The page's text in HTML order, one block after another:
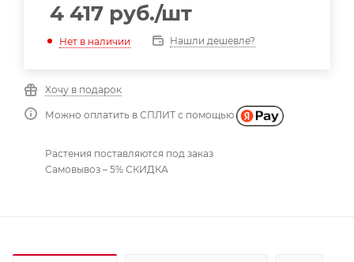
4 417 руб./шт
Нет в наличии Нашли дешевле?
Хочу в подарок
Можно оплатить в СПЛИТ с помощью
Растения поставляются под заказ
Самовывоз – 5% СКИДКА